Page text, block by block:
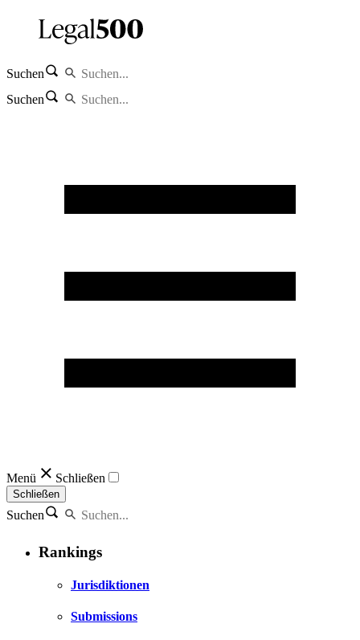
Suchen
Suchen
Menü Schließen
Schließen
Suchen
Rankings
Jurisdiktionen
Submissions